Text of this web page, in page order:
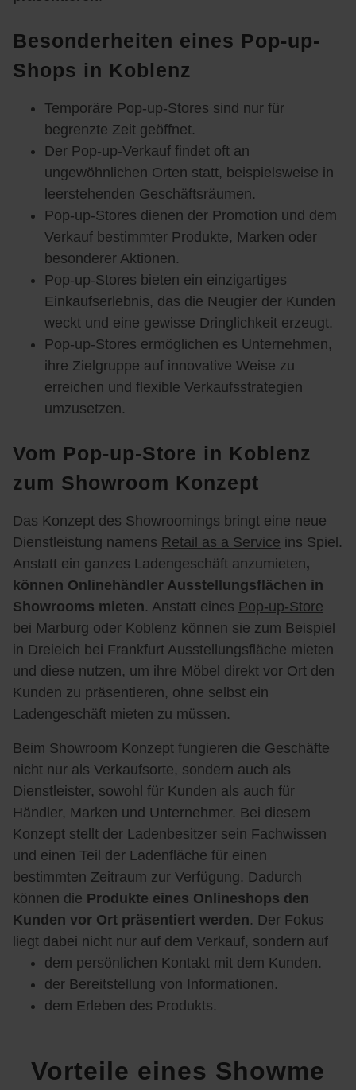
Besonderheiten eines Pop-up-
Shops in Koblenz
Temporäre Pop-up-Stores sind nur für
begrenzte Zeit geöffnet.
Der Pop-up-Verkauf findet oft an
ungewöhnlichen Orten statt, beispielsweise in
leerstehenden Geschäftsräumen.
Pop-up-Stores dienen der Promotion und dem
Verkauf bestimmter Produkte, Marken oder
besonderer Aktionen.
Pop-up-Stores bieten ein einzigartiges
Einkaufserlebnis, das die Neugier der Kunden
weckt und eine gewisse Dringlichkeit erzeugt.
Pop-up-Stores ermöglichen es Unternehmen,
ihre Zielgruppe auf innovative Weise zu
erreichen und flexible Verkaufsstrategien
umzusetzen.
Vom Pop-up-Store in Koblenz
zum Showroom Konzept
Das Konzept des Showroomings bringt eine neue
Dienstleistung namens Retail as a Service ins Spiel.
Anstatt ein ganzes Ladengeschäft anzumieten,
können Onlinehändler Ausstellungsflächen in
Showrooms mieten. Anstatt eines Pop-up-Store
bei Marburg oder Koblenz können sie zum Beispiel
in Dreieich bei Frankfurt Ausstellungsfläche mieten
und diese nutzen, um ihre Möbel direkt vor Ort den
Kunden zu präsentieren, ohne selbst ein
Ladengeschäft mieten zu müssen.
Beim Showroom Konzept fungieren die Geschäfte
nicht nur als Verkaufsorte, sondern auch als
Dienstleister, sowohl für Kunden als auch für
Händler, Marken und Unternehmer. Bei diesem
Konzept stellt der Ladenbesitzer sein Fachwissen
und einen Teil der Ladenfläche für einen
bestimmten Zeitraum zur Verfügung. Dadurch
können die Produkte eines Onlineshops den
Kunden vor Ort präsentiert werden. Der Fokus
liegt dabei nicht nur auf dem Verkauf, sondern auf
dem persönlichen Kontakt mit dem Kunden.
der Bereitstellung von Informationen.
dem Erleben des Produkts.
Vorteile eines Showme